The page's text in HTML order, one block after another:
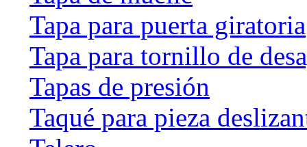
Tapa para puerta giratoria
Tapa para tornillo de
Tapas de presión
Taqué para pieza